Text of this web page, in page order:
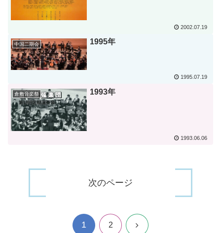
2002.07.19
中国二期会 1995年
1995.07.19
倉敷音楽祭 1993年
1993.06.06
次のページ
1 2 次